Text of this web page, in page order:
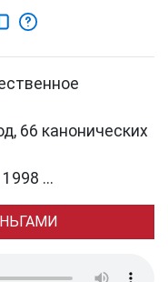
66 канонических
...